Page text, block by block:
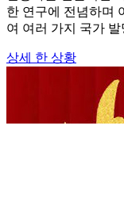
한 연구에 전념하며
여 여러 가지 국가
상세 한 상황